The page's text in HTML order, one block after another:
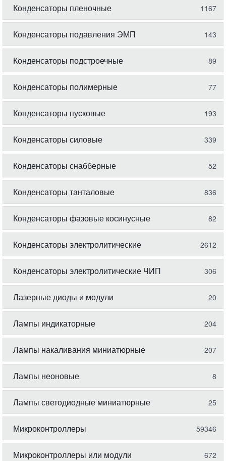
Конденсаторы пленочные 1167
Конденсаторы подавления ЭМП 143
Конденсаторы подстроечные 89
Конденсаторы полимерные 77
Конденсаторы пусковые 193
Конденсаторы силовые 339
Конденсаторы снабберные 52
Конденсаторы танталовые 836
Конденсаторы фазовые косинусные 82
Конденсаторы электролитические 2612
Конденсаторы электролитические ЧИП 306
Лазерные диоды и модули 20
Лампы индикаторные 204
Лампы накаливания миниатюрные 207
Лампы неоновые 8
Лампы светодиодные миниатюрные 25
Микроконтроллеры 59346
Микроконтроллеры или модули
672